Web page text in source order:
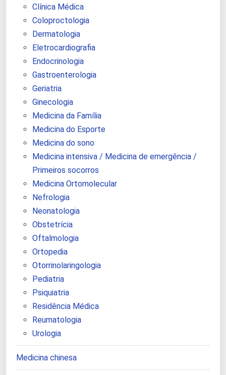
Clínica Médica
Coloproctologia
Dermatologia
Eletrocardiografia
Endocrinologia
Gastroenterologia
Geriatria
Ginecologia
Medicina da Família
Medicina do Esporte
Medicina do sono
Medicina intensiva / Medicina de emergência /
Primeiros socorros
Medicina Ortomolecular
Nefrologia
Neonatologia
Obstetrícia
Oftalmologia
Ortopedia
Otorrinolaringologia
Pediatria
Psiquiatria
Residência Médica
Reumatologia
Urologia
Medicina chinesa